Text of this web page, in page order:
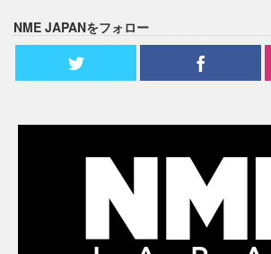
NME JAPANをフォロー